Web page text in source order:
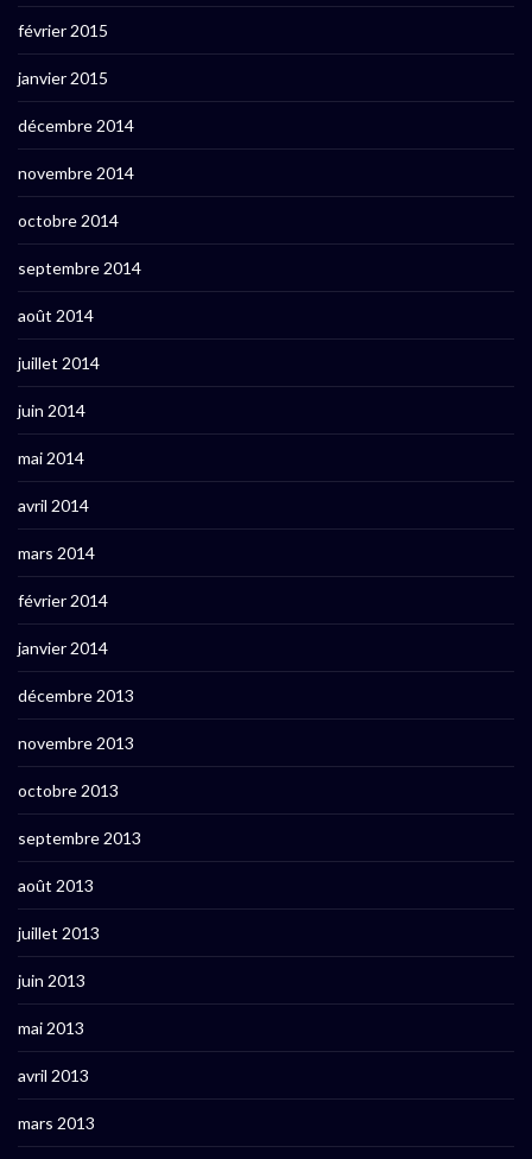
février 2015
janvier 2015
décembre 2014
novembre 2014
octobre 2014
septembre 2014
août 2014
juillet 2014
juin 2014
mai 2014
avril 2014
mars 2014
février 2014
janvier 2014
décembre 2013
novembre 2013
octobre 2013
septembre 2013
août 2013
juillet 2013
juin 2013
mai 2013
avril 2013
mars 2013